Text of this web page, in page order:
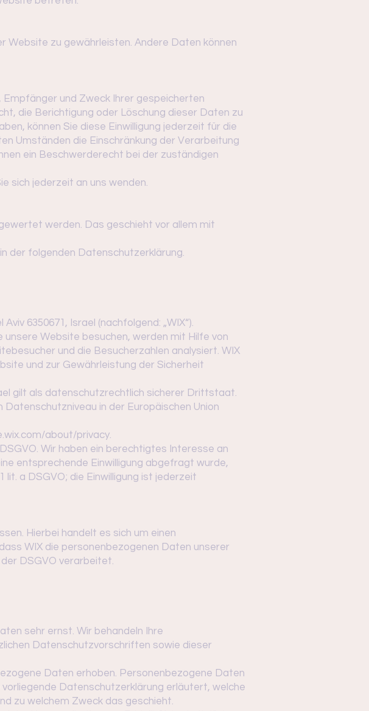
Website zu gewährleisten. Andere Daten können
und Zweck Ihrer gespeicherten
die Berichtigung oder Löschung dieser Daten zu
können Sie diese Einwilligung jederzeit für die
Umständen die Einschränkung der Verarbeitung
ein Beschwerderecht bei der zuständigen
sich jederzeit an uns wenden.
werden. Das geschieht vor allem mit
der folgenden Datenschutzerklärung.
6350671, Israel (nachfolgend: „WIX“).
unsere Website besuchen, werden mit Hilfe von
und die Besucherzahlen analysiert. WIX
und zur Gewährleistung der Sicherheit
gilt als datenschutzrechtlich sicherer Drittstaat.
in der Europäischen Union
about/privacy.
Wir haben ein berechtigtes Interesse an
entsprechende Einwilligung abgefragt wurde,
a DSGVO; die Einwilligung ist jederzeit
Hierbei handelt es sich um einen
WIX die personenbezogenen Daten unserer
DSGVO verarbeitet.
sehr ernst. Wir behandeln Ihre
Datenschutzvorschriften sowie dieser
Daten erhoben. Personenbezogene Daten
Datenschutzerklärung erläutert, welche
zu welchem Zweck das geschieht.